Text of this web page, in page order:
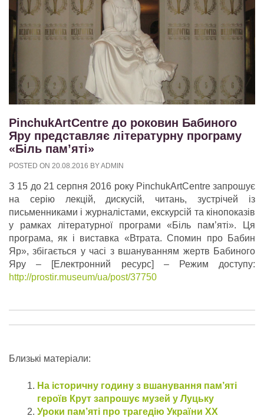
PinchukArtCentre до роковин Бабиного
Яру представляє літературну програму
«Біль пам’яті»
POSTED ON 20.08.2016 BYADMIN
З 15 до 21 серпня 2016 року PinchukArtCentre запрошує
на серію лекцій, дискусій, читань, зустрічей із
письменниками і журналістами, екскурсій та кінопоказів
y рамках літературної програми «Біль пам’яті». Ця
програма, як і виставка «Втрата. Спомин про Бабин
Яр», збігається у часі з вшануванням жертв Бабиного
Яру – [Електронний ресурс] – Режим доступу:
http://prostir.museum/ua/post/37750
Близькі матеріали:
На історичну годину з вшанування пам’яті
героїв Крут запрошує музей у Луцьку
Уроки пам’яті про трагедію України ХХ